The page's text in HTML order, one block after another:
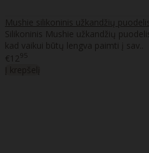
Mushie silikoninis užkandžių
Silikoninis Mushie užkandžių
kad vaikui būtų lengva paimti į sav..
€1295